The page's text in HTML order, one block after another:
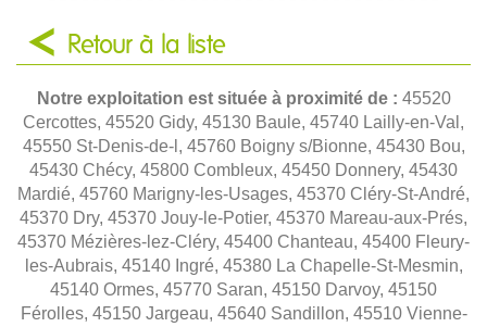
Retour à la liste
Notre exploitation est située à proximité de : 45520
Cercottes, 45520 Gidy, 45130 Baule, 45740 Lailly-en-Val,
45550 St-Denis-de-l, 45760 Boigny s/Bionne, 45430 Bou,
45430 Chécy, 45800 Combleux, 45450 Donnery, 45430
Mardié, 45760 Marigny-les-Usages, 45370 Cléry-St-André,
45370 Dry, 45370 Jouy-le-Potier, 45370 Mareau-aux-Prés,
45370 Mézières-lez-Cléry, 45400 Chanteau, 45400 Fleury-
les-Aubrais, 45140 Ingré, 45380 La Chapelle-St-Mesmin,
45140 Ormes, 45770 Saran, 45150 Darvoy, 45150
Férolles, 45150 Jargeau, 45640 Sandillon, 45510 Vienne-